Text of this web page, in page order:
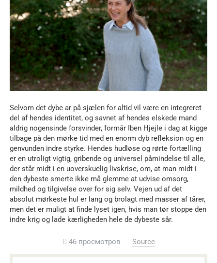
Selvom det dybe ar på sjælen for altid vil være en integreret
del af hendes identitet, og savnet af hendes elskede mand
aldrig nogensinde forsvinder, formår Iben Hjejle i dag at kigge
tilbage på den mørke tid med en enorm dyb refleksion og en
genvunden indre styrke. Hendes hudløse og rørte fortælling
er en utroligt vigtig, gribende og universel påmindelse til alle,
der står midt i en uoverskuelig livskrise, om, at man midt i
den dybeste smerte ikke må glemme at udvise omsorg,
mildhed og tilgivelse over for sig selv. Vejen ud af det
absolut mørkeste hul er lang og brolagt med masser af tårer,
men det er muligt at finde lyset igen, hvis man tør stoppe den
indre krig og lade kærligheden hele de dybeste sår.
46 просмотров Source